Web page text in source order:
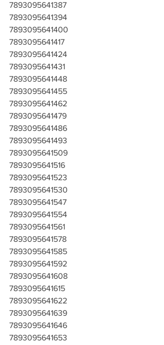
7893095641387
7893095641394
7893095641400
7893095641417
7893095641424
7893095641431
7893095641448
7893095641455
7893095641462
7893095641479
7893095641486
7893095641493
7893095641509
7893095641516
7893095641523
7893095641530
7893095641547
7893095641554
7893095641561
7893095641578
7893095641585
7893095641592
7893095641608
7893095641615
7893095641622
7893095641639
7893095641646
7893095641653